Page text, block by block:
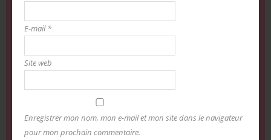
E-mail*
Site web
Enregistrer mon nom, mon e-mail et mon site dans le navigateur
pour mon prochain commentaire.